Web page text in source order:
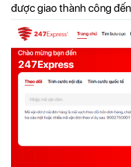
được giao thành công